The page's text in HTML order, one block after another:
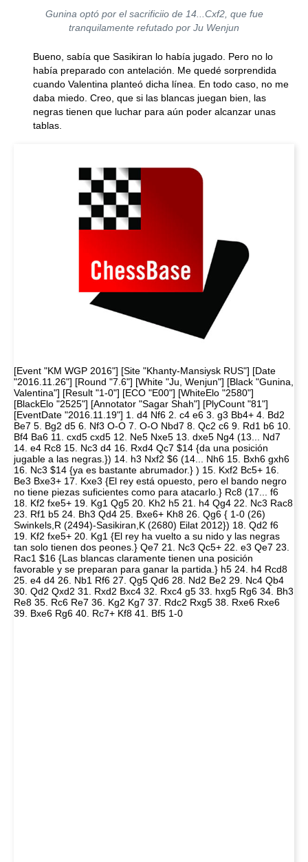
Gunina optó por el sacrificiio de 14...Cxf2, que fue
tranquilamente refutado por Ju Wenjun
Bueno, sabía que Sasikiran lo había jugado. Pero no lo
había preparado con antelación. Me quedé sorprendida
cuando Valentina planteó dicha línea. En todo caso, no me
daba miedo. Creo, que si las blancas juegan bien, las
negras tienen que luchar para aún poder alcanzar unas
tablas.
[Event "KM WGP 2016"] [Site "Khanty-Mansiysk RUS"] [Date
"2016.11.26"] [Round "7.6"] [White "Ju, Wenjun"] [Black "Gunina,
Valentina"] [Result "1-0"] [ECO "E00"] [WhiteElo "2580"]
[BlackElo "2525"] [Annotator "Sagar Shah"] [PlyCount "81"]
[EventDate "2016.11.19"] 1. d4 Nf6 2. c4 e6 3. g3 Bb4+ 4. Bd2
Be7 5. Bg2 d5 6. Nf3 O-O 7. O-O Nbd7 8. Qc2 c6 9. Rd1 b6 10.
Bf4 Ba6 11. cxd5 cxd5 12. Ne5 Nxe5 13. dxe5 Ng4 (13... Nd7
14. e4 Rc8 15. Nc3 d4 16. Rxd4 Qc7 $14 {da una posición
jugable a las negras.}) 14. h3 Nxf2 $6 (14... Nh6 15. Bxh6 gxh6
16. Nc3 $14 {ya es bastante abrumador.} ) 15. Kxf2 Bc5+ 16.
Be3 Bxe3+ 17. Kxe3 {El rey está opuesto, pero el bando negro
no tiene piezas suficientes como para atacarlo.} Rc8 (17... f6
18. Kf2 fxe5+ 19. Kg1 Qg5 20. Kh2 h5 21. h4 Qg4 22. Nc3 Rac8
23. Rf1 b5 24. Bh3 Qd4 25. Bxe6+ Kh8 26. Qg6 { 1-0 (26)
Swinkels,R (2494)-Sasikiran,K (2680) Eilat 2012}) 18. Qd2 f6
19. Kf2 fxe5+ 20. Kg1 {El rey ha vuelto a su nido y las negras
tan solo tienen dos peones.} Qe7 21. Nc3 Qc5+ 22. e3 Qe7 23.
Rac1 $16 {Las blancas claramente tienen una posición
favorable y se preparan para ganar la partida.} h5 24. h4 Rcd8
25. e4 d4 26. Nb1 Rf6 27. Qg5 Qd6 28. Nd2 Be2 29. Nc4 Qb4
30. Qd2 Qxd2 31. Rxd2 Bxc4 32. Rxc4 g5 33. hxg5 Rg6 34. Bh3
Re8 35. Rc6 Re7 36. Kg2 Kg7 37. Rdc2 Rxg5 38. Rxe6 Rxe6
39. Bxe6 Rg6 40. Rc7+ Kf8 41. Bf5 1-0